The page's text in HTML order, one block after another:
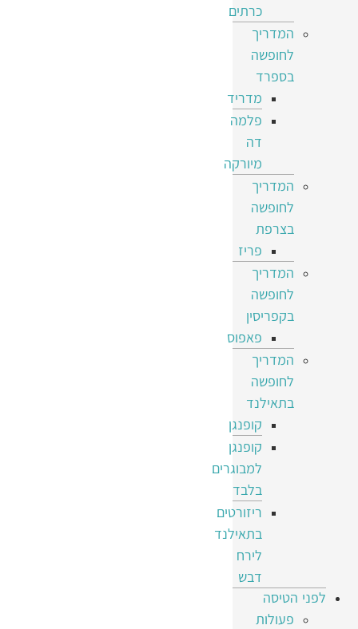
כרתים
המדריך
לחופשה
בספרד
מדריד
פלמה
דה
מיורקה
המדריך
לחופשה
בצרפת
פריז
המדריך
לחופשה
בקפריסין
פאפוס
המדריך
לחופשה
בתאילנד
קופנגן
קופנגן
למבוגרים
בלבד
ריזורטים
בתאילנד
לירח
דבש
לפני הטיסה
פעולות